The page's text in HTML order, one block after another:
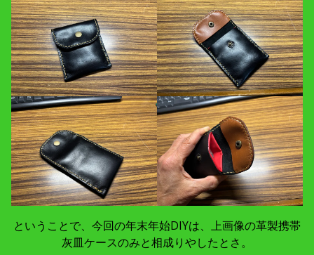
ということで、今回の年末年始DIYは、上画像の革製携帯
灰皿ケースのみと相成りやしたとさ。